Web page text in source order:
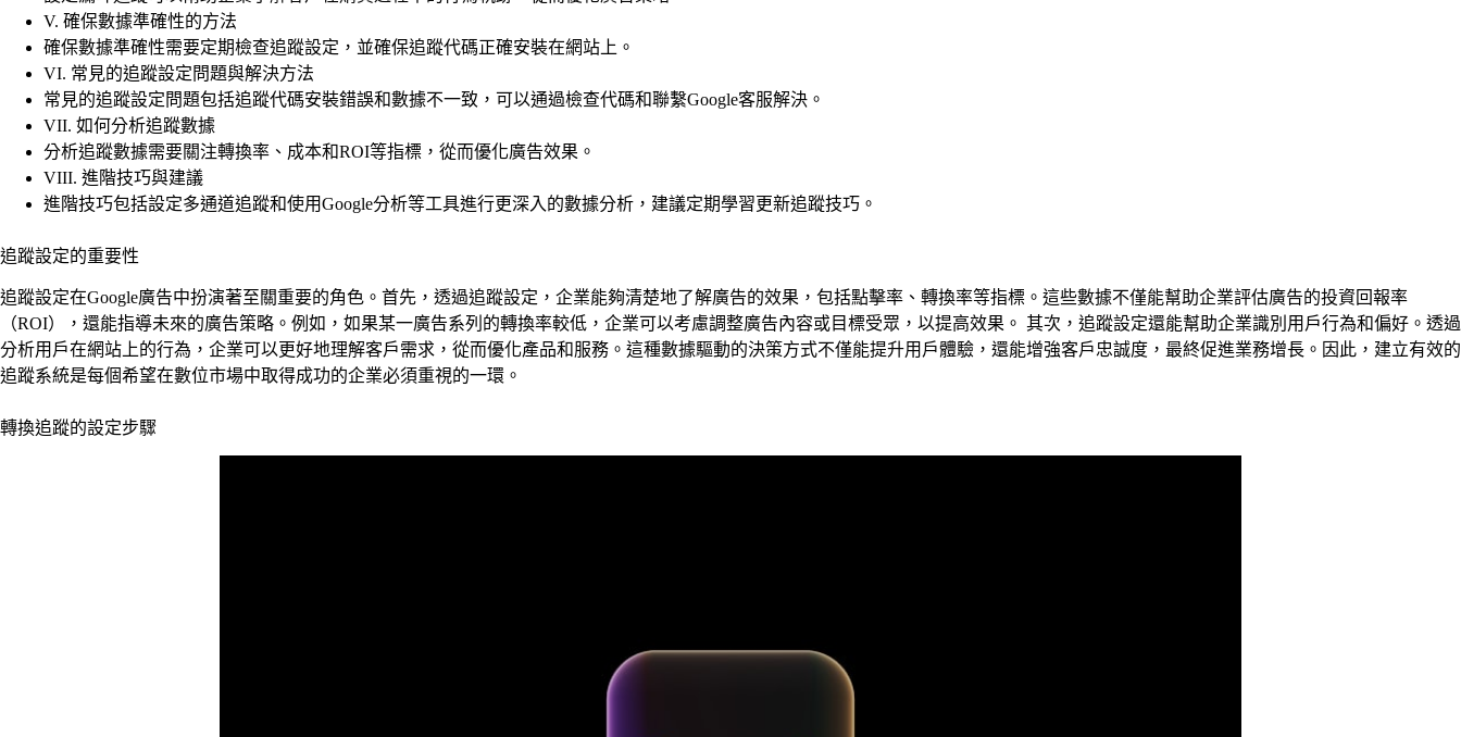
V. 確保數據準確性的方法
確保數據準確性需要定期檢查追蹤設定，並確保追蹤代碼正確安裝在網站上。
VI. 常見的追蹤設定問題與解決方法
常見的追蹤設定問題包括追蹤代碼安裝錯誤和數據不一致，可以通過檢查代碼和聯繫Google客服解決。
VII. 如何分析追蹤數據
分析追蹤數據需要關注轉換率、成本和ROI等指標，從而優化廣告效果。
VIII. 進階技巧與建議
進階技巧包括設定多通道追蹤和使用Google分析等工具進行更深入的數據分析，建議定期學習更新追蹤技巧。
追蹤設定的重要性
追蹤設定在Google廣告中扮演著至關重要的角色。首先，透過追蹤設定，企業能夠清楚地了解廣告的效果，包括點擊率、轉換率等指標。這些數據不僅能幫助企業評估廣告的投資回報率
（ROI），還能指導未來的廣告策略。例如，如果某一廣告系列的轉換率較低，企業可以考慮調整廣告內容或目標受眾，以提高效果。 其次，追蹤設定還能幫助企業識別用戶行為和偏好。透過
分析用戶在網站上的行為，企業可以更好地理解客戶需求，從而優化產品和服務。這種數據驅動的決策方式不僅能提升用戶體驗，還能增強客戶忠誠度，最終促進業務增長。因此，建立有效的
追蹤系統是每個希望在數位市場中取得成功的企業必須重視的一環。
轉換追蹤的設定步驟